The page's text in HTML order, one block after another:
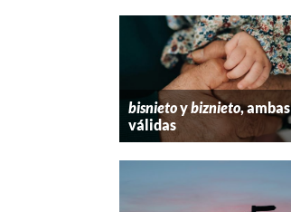
bisnietoybiznieto, ambas
válidas